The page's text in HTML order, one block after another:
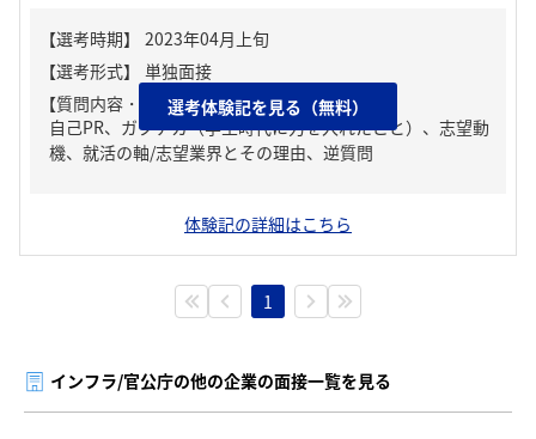
【質問内容・課題】
自己PR、ガクチカ（学生時代に力を入れたこと）、志望動
機、就活の軸/志望業界とその理由、逆質問
選考体験記を見る（無料）
体験記の詳細はこちら
1
インフラ/官公庁の他の企業の面接一覧を見る